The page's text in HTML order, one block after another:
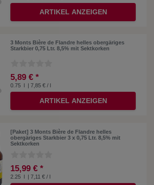
ARTIKEL ANZEIGEN
3 Monts Bière de Flandre helles obergäriges
Starkbier 0,75 Ltr. 8,5% mit Sektkorken
5,89 € *
0.75 | 7,85 € / l
ARTIKEL ANZEIGEN
[Paket] 3 Monts Bière de Flandre helles
obergäriges Starkbier 3 x 0,75 Ltr. 8,5% mit
Sektkorken
15,99 € *
2.25 l | 7,11 € / l